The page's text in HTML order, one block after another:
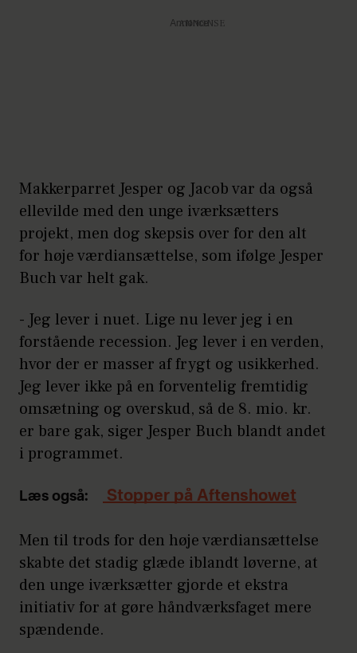
Annonce
Makkerparret Jesper og Jacob var da også
ellevilde med den unge iværksætters
projekt, men dog skepsis over for den alt
for høje værdiansættelse, som ifølge Jesper
Buch var helt gak.
- Jeg lever i nuet. Lige nu lever jeg i en
forstående recession. Jeg lever i en verden,
hvor der er masser af frygt og usikkerhed.
Jeg lever ikke på en forventelig fremtidig
omsætning og overskud, så de 8. mio. kr.
er bare gak, siger Jesper Buch blandt andet
i programmet.
Læs også: Stopper på Aftenshowet
Men til trods for den høje værdiansættelse
skabte det stadig glæde iblandt løverne, at
den unge iværksætter gjorde et ekstra
initiativ for at gøre håndværksfaget mere
spændende.